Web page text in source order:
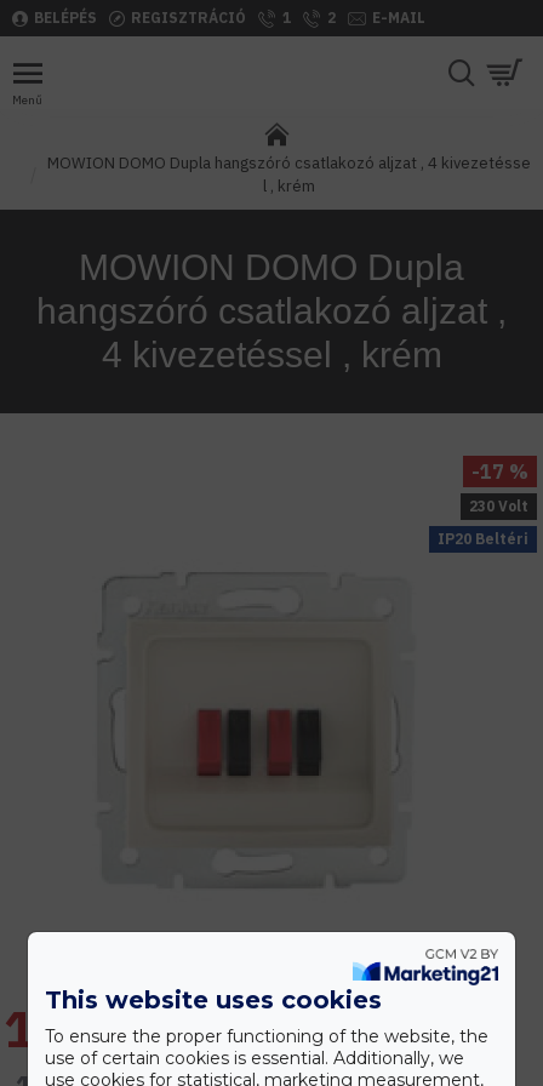
BELÉPÉS REGISZTRÁCIÓ 1 2 E-MAIL
MOWION DOMO Dupla hangszóró csatlakozó aljzat , 4 kivezetésse
l , krém
MOWION DOMO Dupla
hangszóró csatlakozó aljzat ,
4 kivezetéssel , krém
IP20 Beltéri
230 Volt
-17 %
1.518 Ft
This website uses cookies
To ensure the proper functioning of the website, the
use of certain cookies is essential. Additionally, we
use cookies for statistical, marketing measurement,